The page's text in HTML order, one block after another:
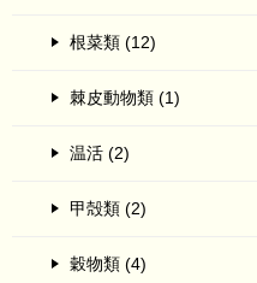
根菜類 (12)
棘皮動物類 (1)
温活 (2)
甲殻類 (2)
穀物類 (4)